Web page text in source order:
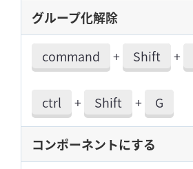
グループ化解除
command + Shift +
ctrl + Shift + G
コンポーネントにする